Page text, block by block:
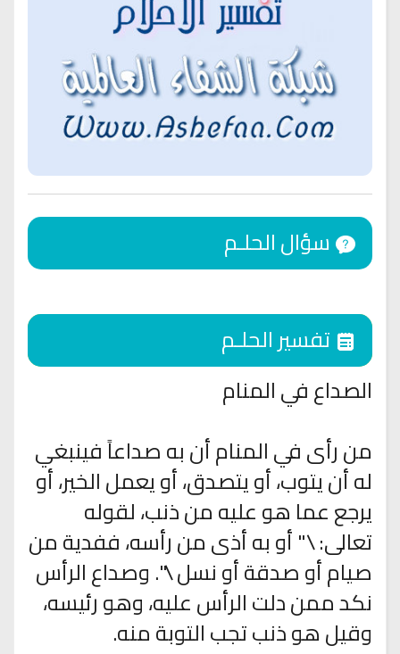
الصداع في المنام
من رأى في المنام أن به صداعاً فينبغي
له أن يتوب، أو يتصدق، أو يعمل الخير، أو
يرجع عما هو عليه من ذنب، لقوله
تعالى: \" أو به أذى من رأسه، ففدية من
صيام أو صدقة أو نسل \". وصداع الرأس
نكد ممن دلت الرأس عليه، وهو رئيسه،
وقيل هو ذنب تجب التوبة منه.